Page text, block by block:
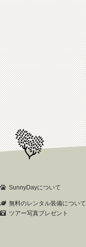
SunnyDayについて
無料のレンタル装備について
ツアー写真プレゼント